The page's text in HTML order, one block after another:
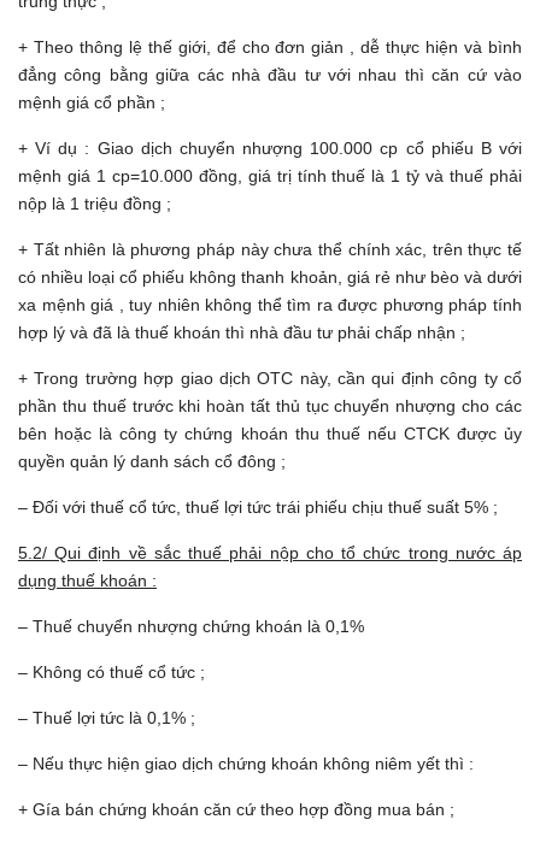
+ Theo thông lệ thế giới, để cho đơn giản , dễ thực hiện và bình
đẳng công bằng giữa các nhà đầu tư với nhau thì căn cứ vào
mệnh giá cổ phần ;
+ Ví dụ : Giao dịch chuyển nhượng 100.000 cp cổ phiếu B với
mệnh giá 1 cp=10.000 đồng, giá trị tính thuế là 1 tỷ và thuế phải
nộp là 1 triệu đồng ;
+ Tất nhiên là phương pháp này chưa thể chính xác, trên thực tế
có nhiều loại cổ phiếu không thanh khoản, giá rẻ như bèo và dưới
xa mệnh giá , tuy nhiên không thể tìm ra được phương pháp tính
hợp lý và đã là thuế khoán thì nhà đầu tư phải chấp nhận ;
+ Trong trường hợp giao dịch OTC này, cần qui định công ty cổ
phần thu thuế trước khi hoàn tất thủ tục chuyển nhượng cho các
bên hoặc là công ty chứng khoán thu thuế nếu CTCK được ủy
quyền quản lý danh sách cổ đông ;
– Đối với thuế cổ tức, thuế lợi tức trái phiếu chịu thuế suất 5% ;
5.2/ Qui định về sắc thuế phải nộp cho tổ chức trong nước áp
dụng thuế khoán :
– Thuế chuyển nhượng chứng khoán là 0,1%
– Không có thuế cổ tức ;
– Thuế lợi tức là 0,1% ;
– Nếu thực hiện giao dịch chứng khoán không niêm yết thì :
+ Gía bán chứng khoán căn cứ theo hợp đồng mua bán ;